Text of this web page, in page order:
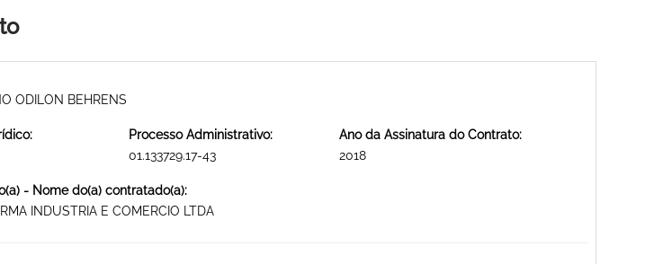
ODILON BEHRENS
Processo Administrativo:
01.133729.17-43
Ano da Assinatura do Contrato:
2018
- Nome do(a) contratado(a):
INDUSTRIA E COMERCIO LTDA